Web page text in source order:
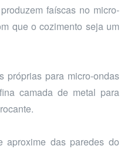
faíscas no micro-
que o cozimento seja um
próprias para micro-ondas
camada de metal para
das paredes do